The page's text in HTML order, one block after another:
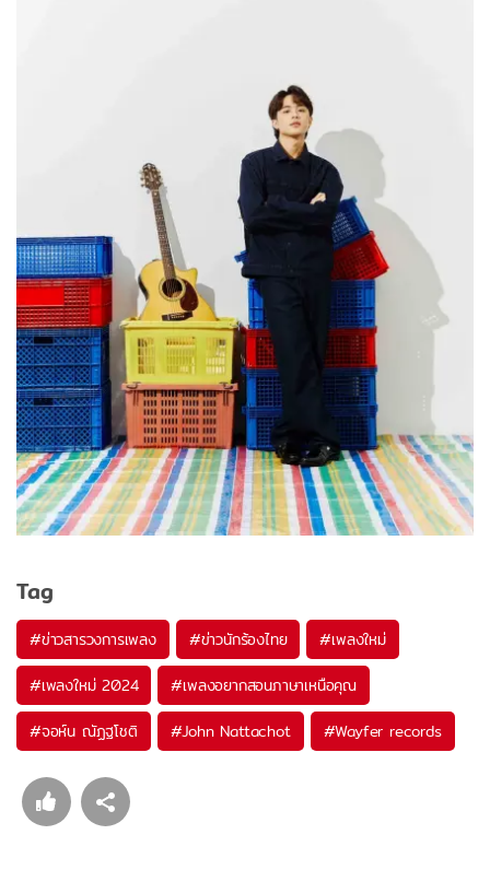
Tag
#ข่าวสารวงการเพลง #ข่าวนักร้องไทย #เพลงใหม่
#เพลงใหม่ 2024 #เพลงอยากสอนภาษาเหนือคุณ
#จอห์น ณัฏฐโชติ #John Nattachot #Wayfer records